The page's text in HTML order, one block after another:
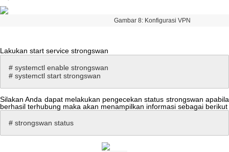
Gambar 8: Konfigurasi VPN
Lakukan start service strongswan
# systemctl enable strongswan
# systemctl start strongswan
Silakan Anda dapat melakukan pengecekan status strongswan apabila
berhasil terhubung maka akan menampilkan informasi sebagai berikut
# strongswan status